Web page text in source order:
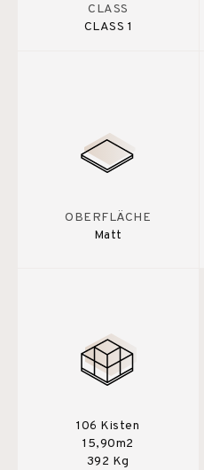
CLASS
CLASS 1
OBERFLÄCHE
Matt
106 Kisten
15,90m2
392 Kg